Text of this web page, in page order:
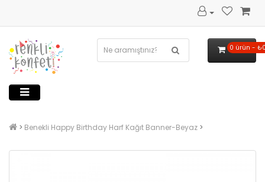
0 ürün -
Benekli Happy Birthday Harf Kağıt Banner-Beyaz